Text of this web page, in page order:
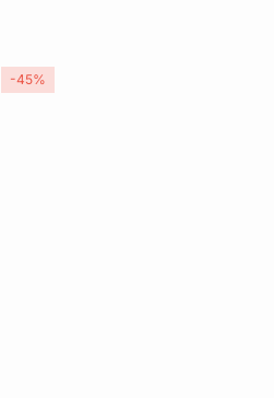
-45%